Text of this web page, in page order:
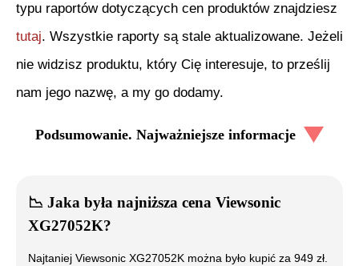
typu raportów dotyczących cen produktów znajdziesz
tutaj. Wszystkie raporty są stale aktualizowane. Jeżeli
nie widzisz produktu, który Cię interesuje, to prześlij
nam jego nazwę, a my go dodamy.
Podsumowanie. Najważniejsze informacje
📉 Jaka była najniższa cena Viewsonic
XG27052K?
Najtaniej Viewsonic XG27052K można było kupić za 949 zł.